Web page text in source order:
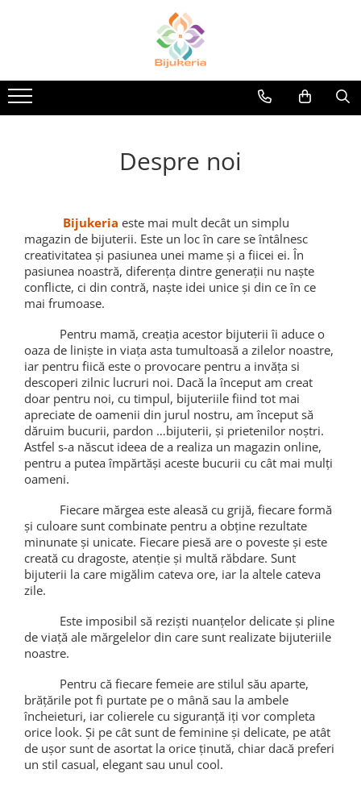
Despre noi
Bijukeria este mai mult decât un simplu
magazin de bijuterii. Este un loc în care se întâlnesc
creativitatea și pasiunea unei mame și a fiicei ei. În
pasiunea noastră, diferența dintre generații nu naște
conflicte, ci din contră, naște idei unice și din ce în ce
mai frumoase.
Pentru mamă, creația acestor bijuterii îi aduce o
oaza de liniște in viața asta tumultoasă a zilelor noastre,
iar pentru fiică este o provocare pentru a invăța si
descoperi zilnic lucruri noi. Dacă la început am creat
doar pentru noi, cu timpul, bijuteriile fiind tot mai
apreciate de oamenii din jurul nostru, am început să
dăruim bucurii, pardon …bijuterii, și prietenilor noștri.
Astfel s-a născut ideea de a realiza un magazin online,
pentru a putea împărtăși aceste bucurii cu cât mai mulți
oameni.
Fiecare mărgea este aleasă cu grijă, fiecare formă
și culoare sunt combinate pentru a obține rezultate
minunate și unicate. Fiecare piesă are o poveste și este
creată cu dragoste, atenție și multă răbdare. Sunt
bijuterii la care migălim cateva ore, iar la altele cateva
zile.
Este imposibil să reziști nuanțelor delicate și pline
de viață ale mărgelelor din care sunt realizate bijuteriile
noastre.
Pentru că fiecare femeie are stilul său aparte,
brățările pot fi purtate pe o mână sau la ambele
încheieturi, iar colierele cu siguranță iți vor completa
orice look. Și pe cât sunt de feminine și delicate, pe atât
de ușor sunt de asortat la orice ținută, chiar dacă preferi
un stil casual, elegant sau unul cool.